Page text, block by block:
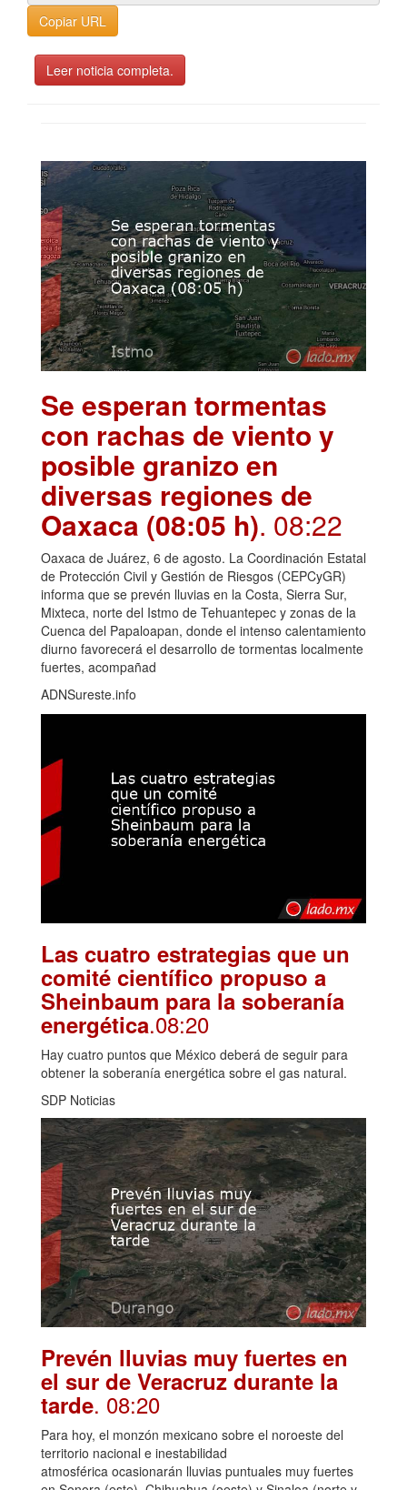
Copiar URL
Leer noticia completa.
Se esperan tormentas
con rachas de viento y
posible granizo en
diversas regiones de
Oaxaca (08:05 h). 08:22
Oaxaca de Juárez, 6 de agosto. La Coordinación Estatal
de Protección Civil y Gestión de Riesgos (CEPCyGR)
informa que se prevén lluvias en la Costa, Sierra Sur,
Mixteca, norte del Istmo de Tehuantepec y zonas de la
Cuenca del Papaloapan, donde el intenso calentamiento
diurno favorecerá el desarrollo de tormentas localmente
fuertes, acompañad
ADNSureste.info
Las cuatro estrategias que un
comité científico propuso a
Sheinbaum para la soberanía
energética.08:20
Hay cuatro puntos que México deberá de seguir para
obtener la soberanía energética sobre el gas natural.
SDP Noticias
Prevén lluvias muy fuertes en
el sur de Veracruz durante la
tarde. 08:20
Para hoy, el monzón mexicano sobre el noroeste del
territorio nacional e inestabilidad
atmosférica ocasionarán lluvias puntuales muy fuertes